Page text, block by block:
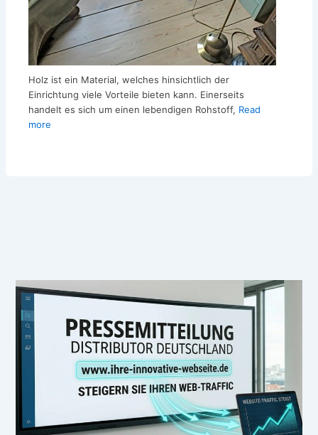
Holz ist ein Material, welches hinsichtlich der
Einrichtung viele Vorteile bieten kann. Einerseits
handelt es sich um einen lebendigen Rohstoff, Read
more